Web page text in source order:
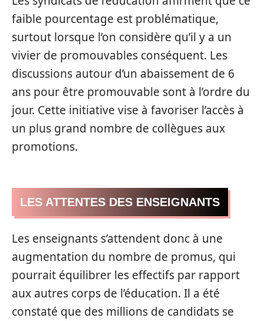
faible pourcentage est problématique,
surtout lorsque l’on considère qu’il y a un
vivier de promouvables conséquent. Les
discussions autour d’un abaissement de 6
ans pour être promouvable sont à l’ordre du
jour. Cette initiative vise à favoriser l’accès à
un plus grand nombre de collègues aux
promotions.
LES ATTENTES DES ENSEIGNANTS
Les enseignants s’attendent donc à une
augmentation du nombre de promus, qui
pourrait équilibrer les effectifs par rapport
aux autres corps de l’éducation. Il a été
constaté que des millions de candidats se